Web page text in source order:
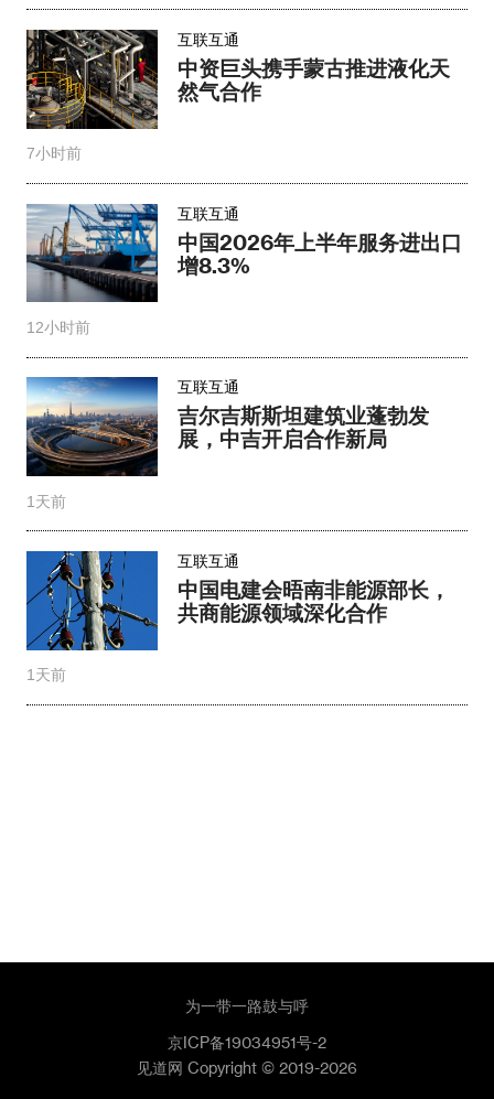
互联互通
中资巨头携手蒙古推进液化天
然气合作
7小时前
互联互通
中国2026年上半年服务进出口
增8.3%
12小时前
互联互通
吉尔吉斯斯坦建筑业蓬勃发
展，中吉开启合作新局
1天前
互联互通
中国电建会晤南非能源部长，
共商能源领域深化合作
1天前
为一带一路鼓与呼
京ICP备19034951号-2
见道网 Copyright © 2019-2026